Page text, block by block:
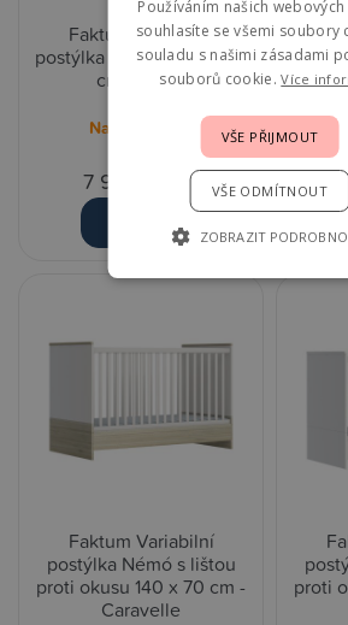
Faktum Variabilní
postýlka Colette 140 x 70
cm - White
Na objednání
7 990,00 Kč
Faktum Variabilní
postýlka Némó s lištou
proti okusu 140 x 70 cm -
Caravelle
proti
Používáním našich
souhlasíte se všemi soubory
souladu s našimi zásadami
souborů cookie.Více
VŠE PŘIJMOUT
VŠE ODMÍTNOUT
ZOBRAZIT